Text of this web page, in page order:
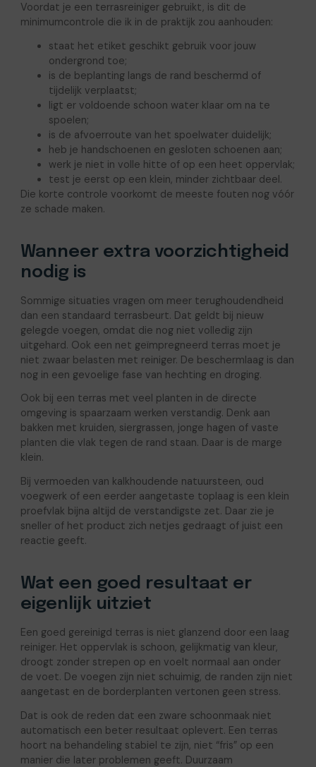
Voordat je een terrasreiniger gebruikt, is dit de
minimumcontrole die ik in de praktijk zou aanhouden:
staat het etiket geschikt gebruik voor jouw
ondergrond toe;
is de beplanting langs de rand beschermd of
tijdelijk verplaatst;
ligt er voldoende schoon water klaar om na te
spoelen;
is de afvoerroute van het spoelwater duidelijk;
heb je handschoenen en gesloten schoenen aan;
werk je niet in volle hitte of op een heet oppervlak;
test je eerst op een klein, minder zichtbaar deel.
Die korte controle voorkomt de meeste fouten nog vóór
ze schade maken.
Wanneer extra voorzichtigheid
nodig is
Sommige situaties vragen om meer terughoudendheid
dan een standaard terrasbeurt. Dat geldt bij nieuw
gelegde voegen, omdat die nog niet volledig zijn
uitgehard. Ook een net geïmpregneerd terras moet je
niet zwaar belasten met reiniger. De beschermlaag is dan
nog in een gevoelige fase van hechting en droging.
Ook bij een terras met veel planten in de directe
omgeving is spaarzaam werken verstandig. Denk aan
bakken met kruiden, siergrassen, jonge hagen of vaste
planten die vlak tegen de rand staan. Daar is de marge
klein.
Bij vermoeden van kalkhoudende natuursteen, oud
voegwerk of een eerder aangetaste toplaag is een klein
proefvlak bijna altijd de verstandigste zet. Daar zie je
sneller of het product zich netjes gedraagt of juist een
reactie geeft.
Wat een goed resultaat er
eigenlijk uitziet
Een goed gereinigd terras is niet glanzend door een laag
reiniger. Het oppervlak is schoon, gelijkmatig van kleur,
droogt zonder strepen op en voelt normaal aan onder
de voet. De voegen zijn niet schuimig, de randen zijn niet
aangetast en de borderplanten vertonen geen stress.
Dat is ook de reden dat een zware schoonmaak niet
automatisch een beter resultaat oplevert. Een terras
hoort na behandeling stabiel te zijn, niet “fris” op een
manier die later problemen geeft. Duurzaam